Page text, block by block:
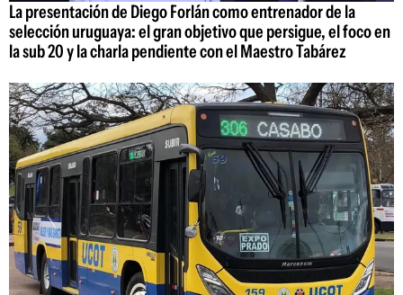
La presentación de Diego Forlán como entrenador de la
selección uruguaya: el gran objetivo que persigue, el foco en
la sub 20 y la charla pendiente con el Maestro Tabárez